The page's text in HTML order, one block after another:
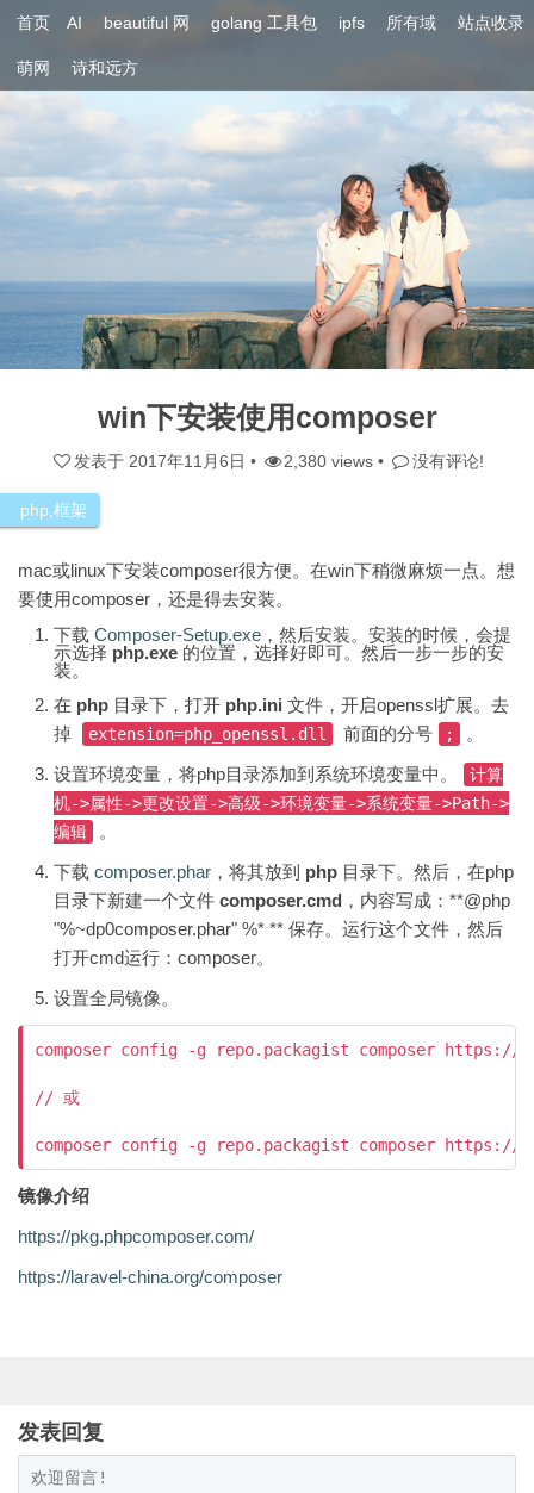
首页 AI beautiful 网 golang 工具包 ipfs 所有域 站点收录
萌网 诗和远方
win下安装使用composer
发表于 2017年11月6日 • 2,380 views • 没有评论!
php 框架
mac或linux下安装composer很方便。在win下稍微麻烦一点。想
要使用composer，还是得去安装。
下载 Composer-Setup.exe ，然后安装。安装的时候，会提
示选择 php.exe 的位置，选择好即可。然后一步一步的安
装。
在 php 目录下，打开 php.ini 文件，开启openssl扩展。去
掉
extension=php_openssl.dll 前面的分号 ;
。
设置环境变量，将php目录添加到系统环境变量中。
计算
机->属性->更改设置->高级->环境变量->系统变量->Path->
编辑
。
下载 composer.phar ，将其放到 php 目录下。然后，在php
目录下新建一个文件 composer.cmd ，内容写成：**@php
"%~dp0composer.phar" %* ** 保存。运行这个文件，然后
打开cmd运行：composer。
设置全局镜像。
composer config -g repo.packagist composer https://
// 或
镜像介绍
https://pkg.phpcomposer.com/
https://laravel-china.org/composer
发表回复